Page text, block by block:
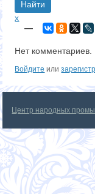
x
—
Нет
Войдите или
Центр народных
2026